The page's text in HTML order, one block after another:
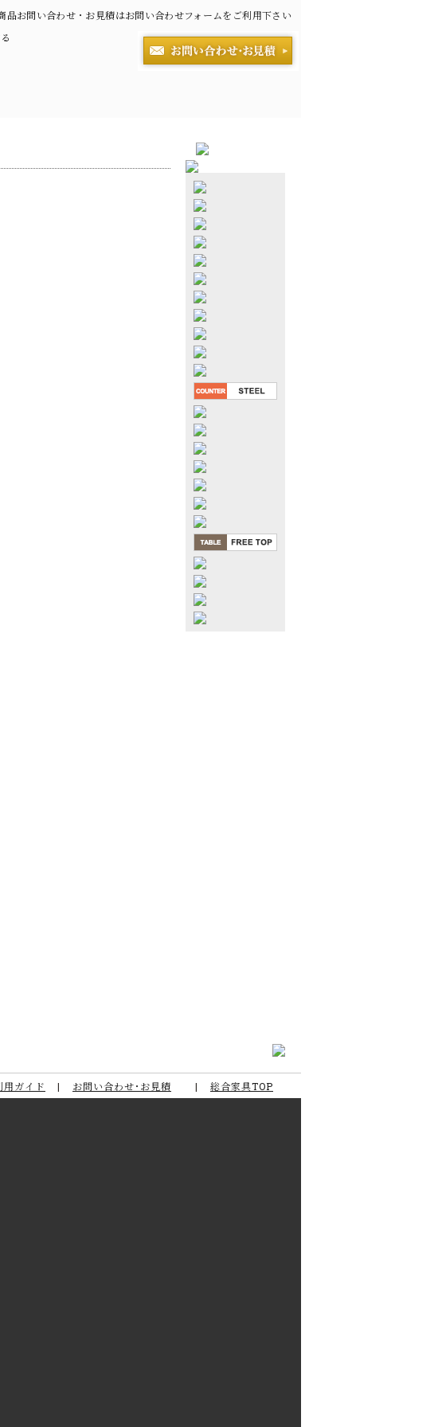
品お問い合わせ・お見積はお問い合わせフォームをご利用下さい
用ガイド お問い合わせ･お見積 総合家具TOP